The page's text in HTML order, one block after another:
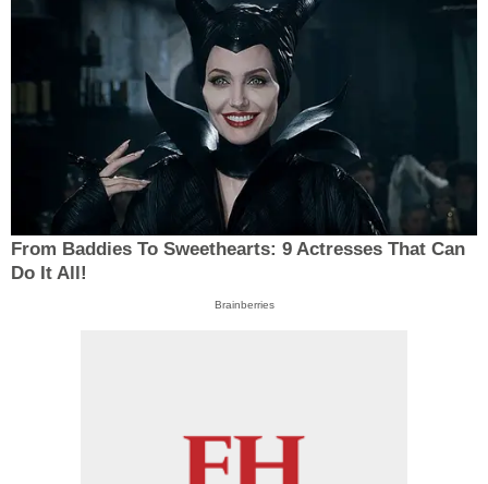
From Baddies To Sweethearts: 9 Actresses That Can
Do It All!
Brainberries